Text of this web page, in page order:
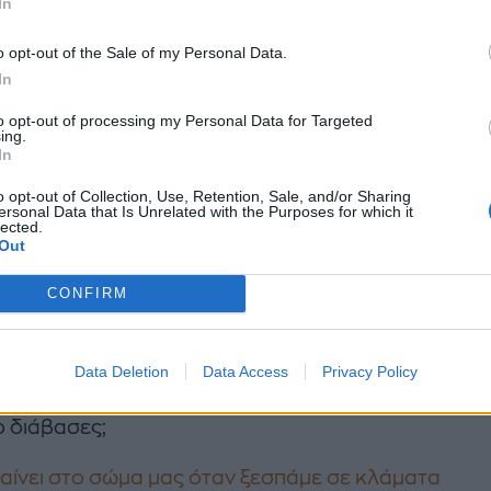
opt-out of the Sale of my Personal Data.
opt-out of processing my Personal Data for Targeted
opt-out of Collection, Use, Retention, Sale, and/or Sharing
Data that Is Unrelated with the Purposes for which it
CONFIRM
Data Deletion Data Access Privacy Policy
να κολλήσω κονδυλώματα από την τουαλέτα;
είναι ένα καθαρά σεξουαλικά
και μεταδίδεται μέσω οποιασδήποτε σεξουαλικής
Αυτό βέβαια δε σημαίνει πως δεν πρέπει να είσαι
όταν χρησιμοποιείς δημόσιες τουαλέτες. Οι
και καλό θα ήταν να είσαι λίγο πιο
Πρέπει να τα πλένεις πριν τα φορέσεις.
διάβασες;
στο σώμα μας όταν ξεσπάμε σε κλάματα